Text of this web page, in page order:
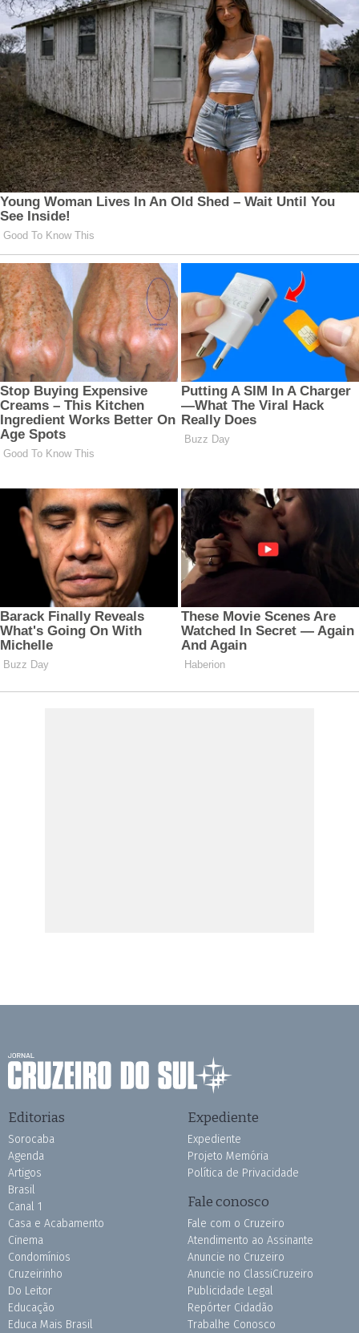
Editorias
Sorocaba
Agenda
Artigos
Brasil
Canal 1
Casa e Acabamento
Cinema
Condomínios
Cruzeirinho
Do Leitor
Educação
Educa Mais Brasil
Expediente
Expediente
Projeto Memória
Política de Privacidade
Fale conosco
Fale com o Cruzeiro
Atendimento ao Assinante
Anuncie no Cruzeiro
Anuncie no ClassiCruzeiro
Publicidade Legal
Repórter Cidadão
Trabalhe Conosco